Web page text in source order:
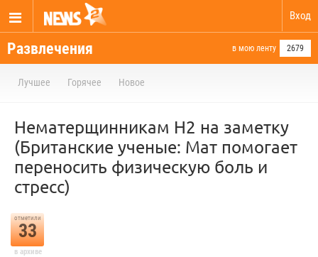
Вход
Развлечения в мою ленту 2679
Лучшее Горячее Новое
Нематерщинникам Н2 на заметку
(Британские ученые: Мат помогает
переносить физическую боль и
стресс)
отметили
33
в архиве